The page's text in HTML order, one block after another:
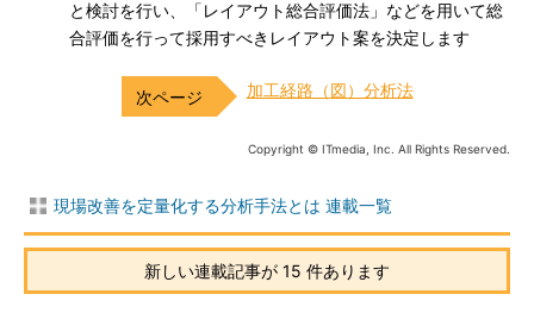
と検討を行い、「レイアウト総合評価法」などを用いて総
合評価を行って採用すべきレイアウト案を決定します
加工経路（図）分析法
Copyright © ITmedia, Inc. All Rights Reserved.
現場改善を定量化する分析手法とは 連載一覧
新しい連載記事が 15 件あります